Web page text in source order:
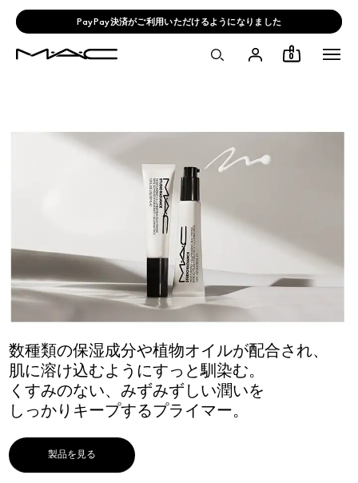
PayPay決済がご利用いただけるようになりました
0
数種類の保湿成分や植物オイルが配合され、
肌に溶け込むようにすっと馴染む。
くすみのない、みずみずしい潤いを
しっかりキープするプライマー。
製品を見る